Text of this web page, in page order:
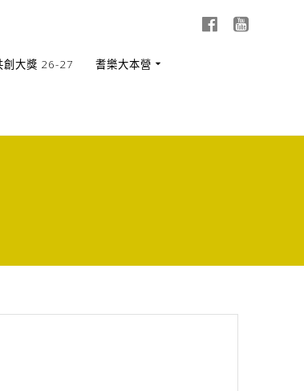
創大獎 26-27 耆樂大本營